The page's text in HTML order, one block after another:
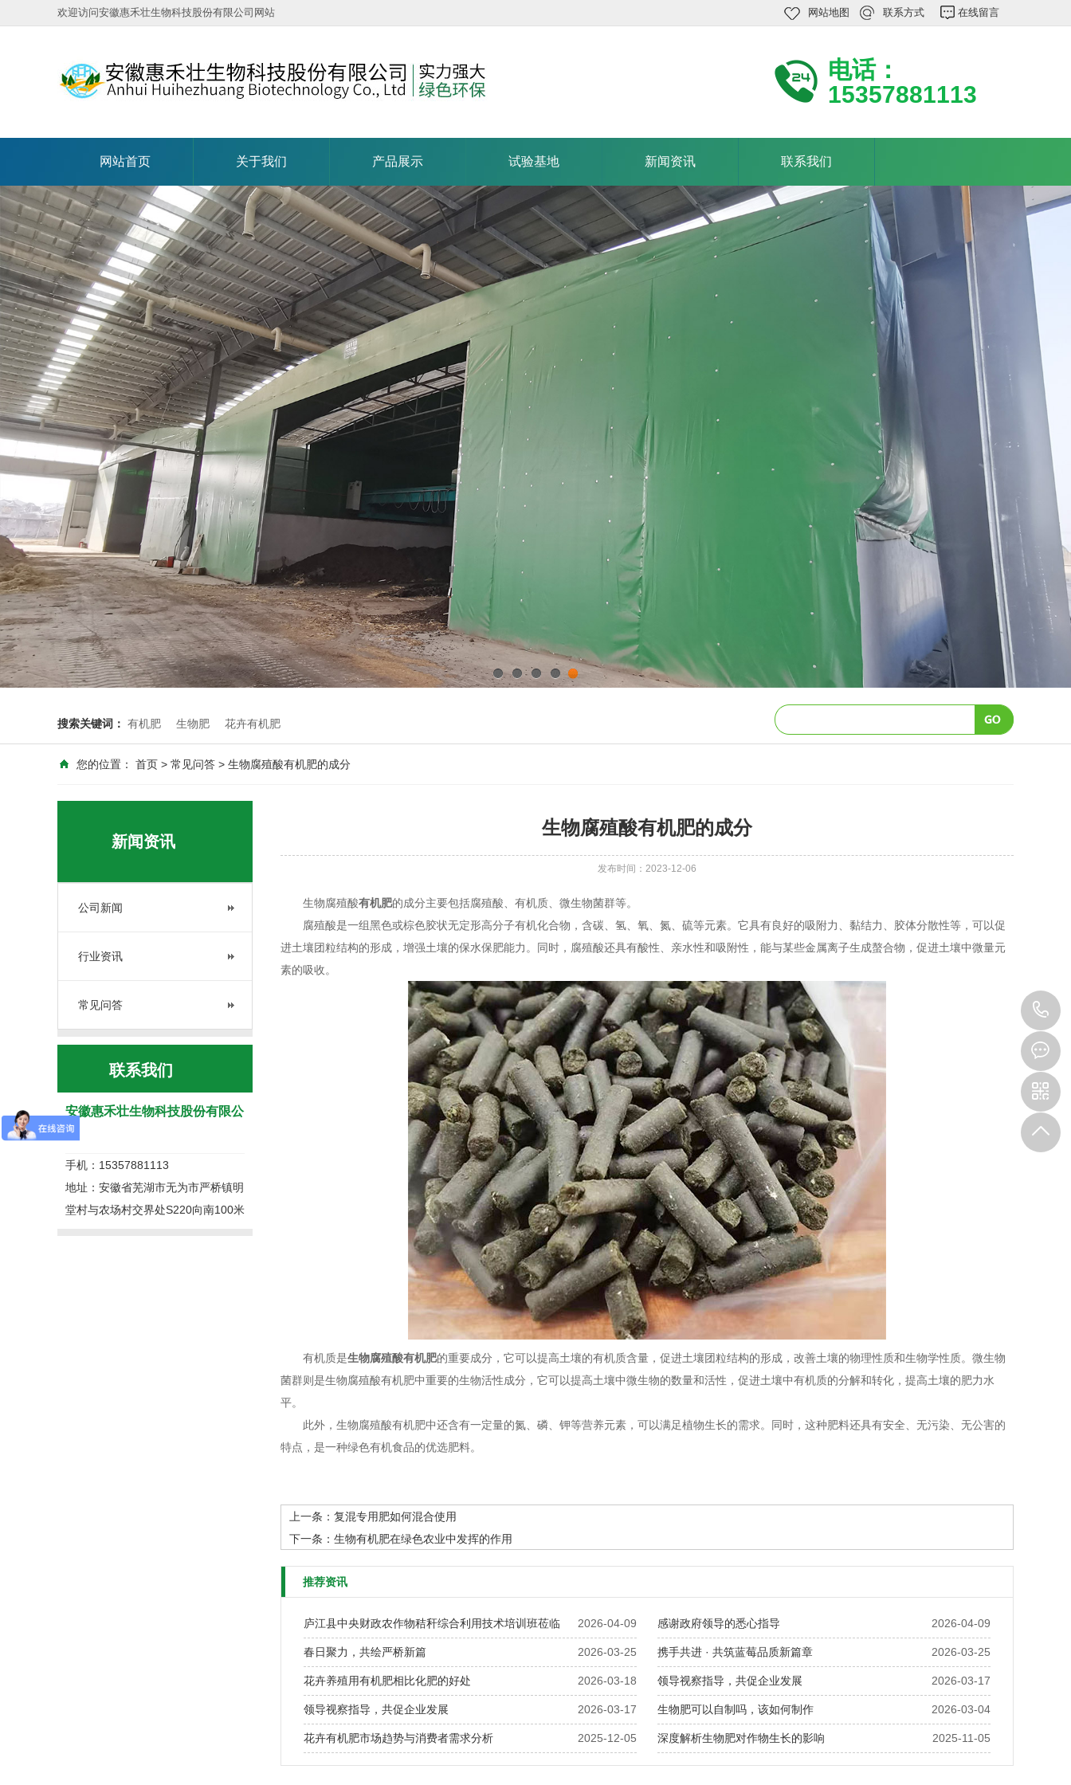
欢迎访问安徽惠禾壮生物科技股份有限公司网站 网站地图 联系方式 在线留言
电话：
15357881113
网站首页 关于我们 产品展示 试验基地 新闻资讯 联系我们
1 2 4 5
搜索关键词： 有机肥 生物肥 花卉有机肥
您的位置： 首页 > 常见问答 > 生物腐殖酸有机肥的成分
新闻资讯
公司新闻
行业资讯
常见问答
联系我们
安徽惠禾壮生物科技股份有限公
司
手机：15357881113
地址：安徽省芜湖市无为市严桥镇明
堂村与农场村交界处S220向南100米
生物腐殖酸有机肥的成分
发布时间：2023-12-06
生物腐殖酸有机肥的成分主要包括腐殖酸、有机质、微生物菌群等。
腐殖酸是一组黑色或棕色胶状无定形高分子有机化合物，含碳、氢、氧、氮、硫等元素。它具有良好的吸附力、黏结力、胶体分散性等，可以促
进土壤团粒结构的形成，增强土壤的保水保肥能力。同时，腐殖酸还具有酸性、亲水性和吸附性，能与某些金属离子生成螯合物，促进土壤中微量元
素的吸收。
有机质是生物腐殖酸有机肥的重要成分，它可以提高土壤的有机质含量，促进土壤团粒结构的形成，改善土壤的物理性质和生物学性质。微生物
菌群则是生物腐殖酸有机肥中重要的生物活性成分，它可以提高土壤中微生物的数量和活性，促进土壤中有机质的分解和转化，提高土壤的肥力水
平。
此外，生物腐殖酸有机肥中还含有一定量的氮、磷、钾等营养元素，可以满足植物生长的需求。同时，这种肥料还具有安全、无污染、无公害的
特点，是一种绿色有机食品的优选肥料。
上一条： 复混专用肥如何混合使用
下一条： 生物有机肥在绿色农业中发挥的作用
推荐资讯
2026-04-09
庐江县中央财政农作物秸秆综合利用技术培训班莅临 2026-04-09
感谢政府领导的悉心指导
2026-03-25
春日聚力，共绘严桥新篇 2026-03-25
携手共进 · 共筑蓝莓品质新篇章
2026-03-18
花卉养殖用有机肥相比化肥的好处 2026-03-17
领导视察指导，共促企业发展
2026-03-17
领导视察指导，共促企业发展 2026-03-04
生物肥可以自制吗，该如何制作
2025-12-05
花卉有机肥市场趋势与消费者需求分析 2025-11-05
深度解析生物肥对作物生长的影响